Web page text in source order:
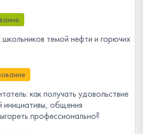
темой нефти и горючих
как получать удовольствие
общения
профессионально?